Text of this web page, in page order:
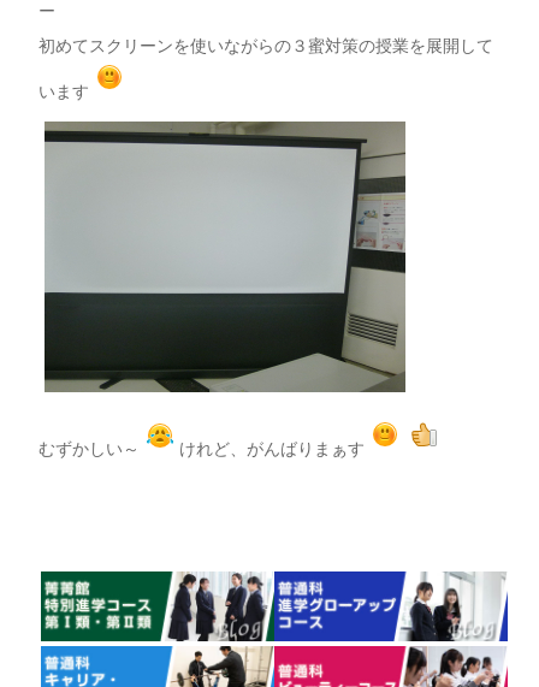
ー
初めてスクリーンを使いながらの３蜜対策の授業を展開して
います
むずかしい～ けれど、がんばりまぁす